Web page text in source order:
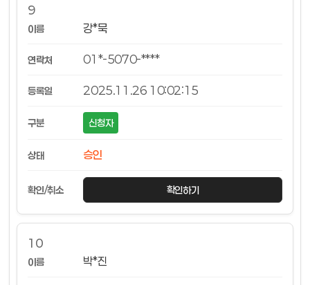
9
강*묵
01*-5070-****
2025.11.26 10:02:15
신청자
승인
확인하기
10
박*진